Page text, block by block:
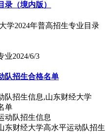
录（境内版）
学2024年普高招生专业目录
业2024/6/3
队招生合格名单
队招生信息,山东财经大学
单
东财经大学高水平运动队招生